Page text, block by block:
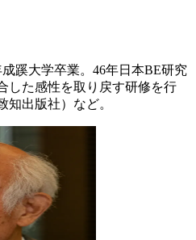
蹊大学卒業。46年日本BE研究
した感性を取り戻す研修を行
知出版社）など。